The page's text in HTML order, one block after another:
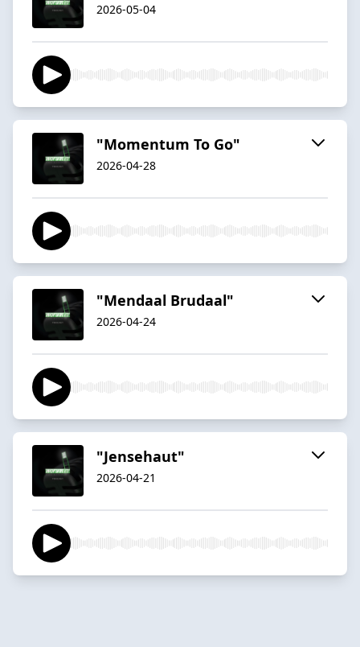
2026-05-04
"Momentum To Go"
2026-04-28
"Mendaal Brudaal"
2026-04-24
"Jensehaut"
2026-04-21